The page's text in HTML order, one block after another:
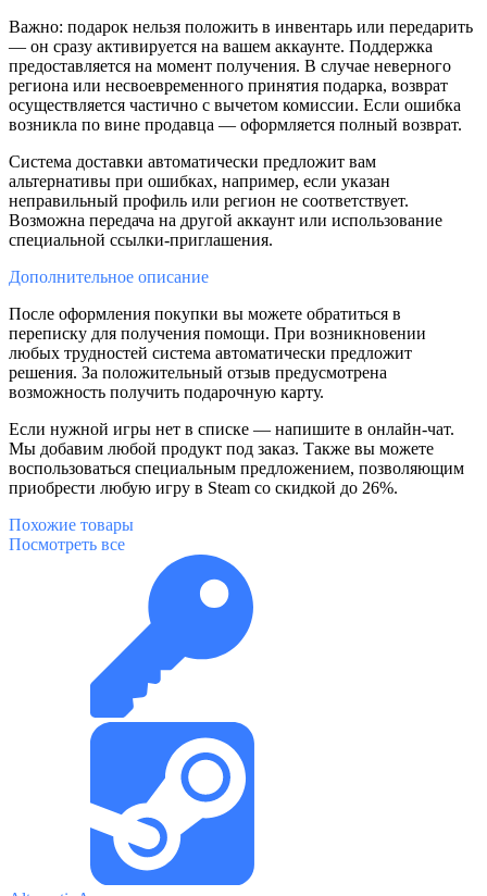
Важно: подарок нельзя положить в инвентарь или передарить
— он сразу активируется на вашем аккаунте. Поддержка
предоставляется на момент получения. В случае неверного
региона или несвоевременного принятия подарка, возврат
осуществляется частично с вычетом комиссии. Если ошибка
возникла по вине продавца — оформляется полный возврат.
Система доставки автоматически предложит вам
альтернативы при ошибках, например, если указан
неправильный профиль или регион не соответствует.
Возможна передача на другой аккаунт или использование
специальной ссылки-приглашения.
Дополнительное описание
После оформления покупки вы можете обратиться в
переписку для получения помощи. При возникновении
любых трудностей система автоматически предложит
решения. За положительный отзыв предусмотрена
возможность получить подарочную карту.
Если нужной игры нет в списке — напишите в онлайн-чат.
Мы добавим любой продукт под заказ. Также вы можете
воспользоваться специальным предложением, позволяющим
приобрести любую игру в Steam со скидкой до 26%.
Похожие товары
Посмотреть все